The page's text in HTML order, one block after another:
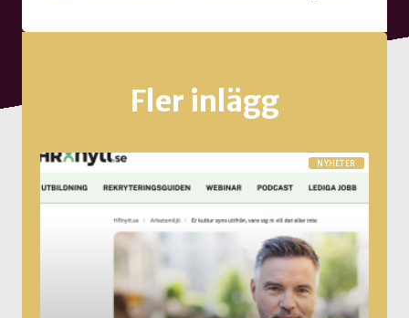
Fler inlägg
NYHETER